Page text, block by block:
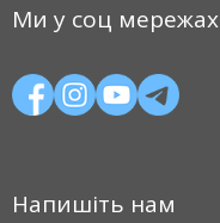
Ми у соц мережах
Напишіть нам